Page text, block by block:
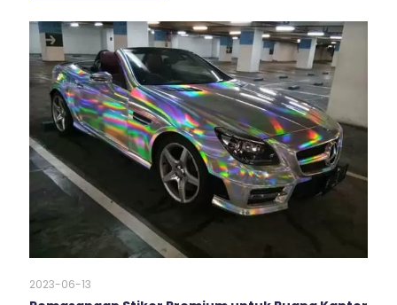
2023-06-13